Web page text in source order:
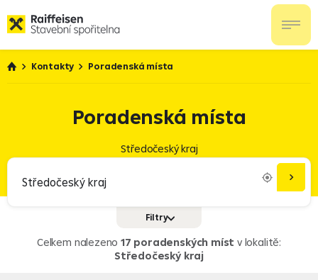
Kontakty Poradenská místa
Poradenská místa
Středočeský kraj
Filtry
Doplňkové penzijní spoření
Úvěry pro právnické osoby
Celkem nalezeno17 poradenských míst v lokalitě:
Středočeský kraj